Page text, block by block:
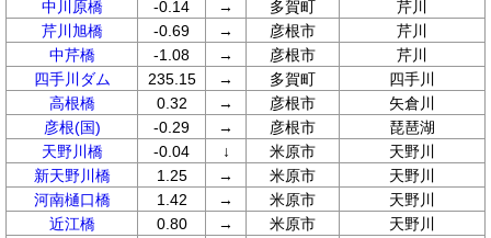
中川原橋
-0.14 → 多賀町
芹川
芹川旭橋
-0.69 → 彦根市
芹川
中芹橋
-1.08 → 彦根市
芹川
四手川ダム
235.15 → 多賀町
四手川
高根橋
0.32 → 彦根市
矢倉川
彦根(国)
-0.29 → 彦根市
琵琶湖
天野川橋
-0.04 ↓ 米原市
天野川
新天野川橋
1.25 → 米原市
天野川
河南樋口橋
1.42 → 米原市
天野川
近江橋
0.80 → 米原市
天野川